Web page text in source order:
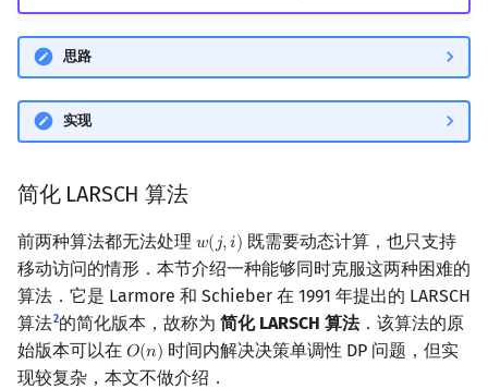
思路
实现
简化 LARSCH 算法
前两种算法都无法处理 𝑤(𝑗,𝑖)
w(j,i)
既需要动态计算，也只支持
移动访问的情形．本节介绍一种能够同时克服这两种困难的
算法．它是 Larmore 和 Schieber 在 1991 年提出的 LARSCH
算法2的简化版本，故称为简化 LARSCH 算法．该算法的原
始版本可以在 𝑂(𝑛)
O(n) 时间内解决决策单调性 DP 问题，但实
现较复杂，本文不做介绍．